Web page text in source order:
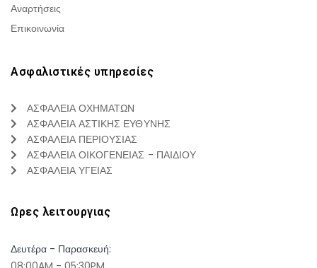
Αναρτήσεις
Επικοινωνία
Ασφαλιστικές υπηρεσίες
ΑΣΦΑΛΕΙΑ ΟΧΗΜΑΤΩΝ
ΑΣΦΑΛΕΙΑ ΑΣΤΙΚΗΣ ΕΥΘΥΝΗΣ
ΑΣΦΑΛΕΙΑ ΠΕΡΙΟΥΣΙΑΣ
ΑΣΦΑΛΕΙΑ ΟΙΚΟΓΕΝΕΙΑΣ - ΠΑΙΔΙΟΥ
ΑΣΦΑΛΕΙΑ ΥΓΕΙΑΣ
Ωρες λειτουργιας
Δευτέρα - Παρασκευή: